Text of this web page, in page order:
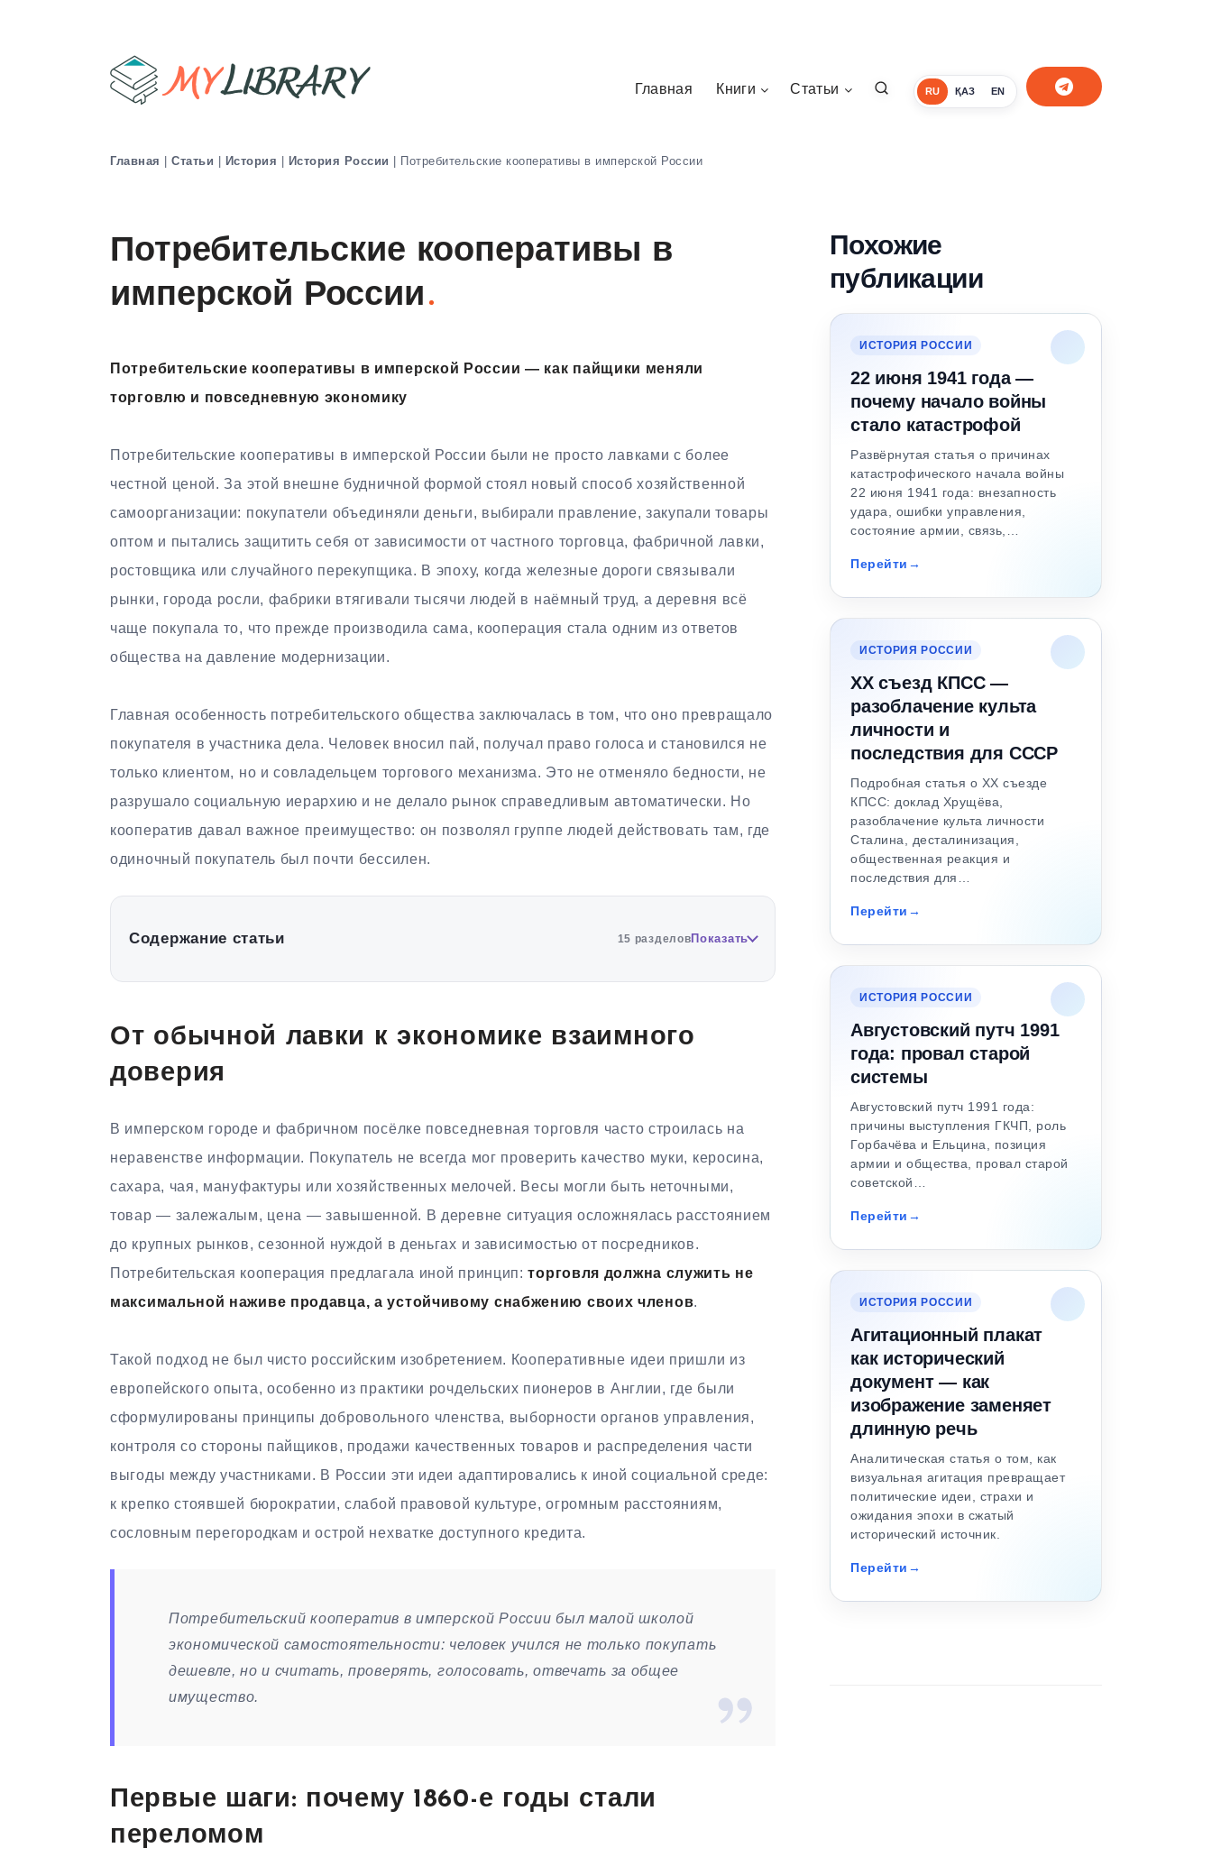
RU ҚАЗ EN
Главная Книги Статьи
Главная | Статьи | История | История России | Потребительские кооперативы в имперской России
Потребительские кооперативы в
имперской России
Потребительские кооперативы в имперской России — как пайщики меняли
торговлю и повседневную экономику
Потребительские кооперативы в имперской России были не просто лавками с более
честной ценой. За этой внешне будничной формой стоял новый способ хозяйственной
самоорганизации: покупатели объединяли деньги, выбирали правление, закупали товары
оптом и пытались защитить себя от зависимости от частного торговца, фабричной лавки,
ростовщика или случайного перекупщика. В эпоху, когда железные дороги связывали
рынки, города росли, фабрики втягивали тысячи людей в наёмный труд, а деревня всё
чаще покупала то, что прежде производила сама, кооперация стала одним из ответов
общества на давление модернизации.
Главная особенность потребительского общества заключалась в том, что оно превращало
покупателя в участника дела. Человек вносил пай, получал право голоса и становился не
только клиентом, но и совладельцем торгового механизма. Это не отменяло бедности, не
разрушало социальную иерархию и не делало рынок справедливым автоматически. Но
кооператив давал важное преимущество: он позволял группе людей действовать там, где
одиночный покупатель был почти бессилен.
Содержание статьи 15 разделовПоказать
От обычной лавки к экономике взаимного
доверия
В имперском городе и фабричном посёлке повседневная торговля часто строилась на
неравенстве информации. Покупатель не всегда мог проверить качество муки, керосина,
сахара, чая, мануфактуры или хозяйственных мелочей. Весы могли быть неточными,
товар — залежалым, цена — завышенной. В деревне ситуация осложнялась расстоянием
до крупных рынков, сезонной нуждой в деньгах и зависимостью от посредников.
Потребительская кооперация предлагала иной принцип:торговля должна служить не
максимальной наживе продавца, а устойчивому снабжению своих членов.
Такой подход не был чисто российским изобретением. Кооперативные идеи пришли из
европейского опыта, особенно из практики рочдельских пионеров в Англии, где были
сформулированы принципы добровольного членства, выборности органов управления,
контроля со стороны пайщиков, продажи качественных товаров и распределения части
выгоды между участниками. В России эти идеи адаптировались к иной социальной среде:
к крепко стоявшей бюрократии, слабой правовой культуре, огромным расстояниям,
сословным перегородкам и острой нехватке доступного кредита.
Потребительский кооператив в имперской России был малой школой
экономической самостоятельности: человек учился не только покупать
дешевле, но и считать, проверять, голосовать, отвечать за общее
имущество.
Первые шаги: почему 1860-е годы стали
переломом
Похожие
публикации
ИСТОРИЯ РОССИИ
22 июня 1941 года —
почему начало войны
стало катастрофой
Развёрнутая статья о причинах
катастрофического начала войны
22 июня 1941 года: внезапность
удара, ошибки управления,
состояние армии, связь,…
Перейти
ИСТОРИЯ РОССИИ
XX съезд КПСС —
разоблачение культа
личности и
последствия для СССР
Подробная статья о XX съезде
КПСС: доклад Хрущёва,
разоблачение культа личности
Сталина, десталинизация,
общественная реакция и
последствия для…
Перейти
ИСТОРИЯ РОССИИ
Августовский путч 1991
года: провал старой
системы
Августовский путч 1991 года:
причины выступления ГКЧП, роль
Горбачёва и Ельцина, позиция
армии и общества, провал старой
советской…
Перейти
ИСТОРИЯ РОССИИ
Агитационный плакат
как исторический
документ — как
изображение заменяет
длинную речь
Аналитическая статья о том, как
визуальная агитация превращает
политические идеи, страхи и
ожидания эпохи в сжатый
исторический источник.
Перейти